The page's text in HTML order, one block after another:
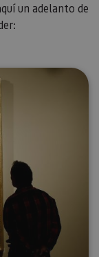
un adelanto de